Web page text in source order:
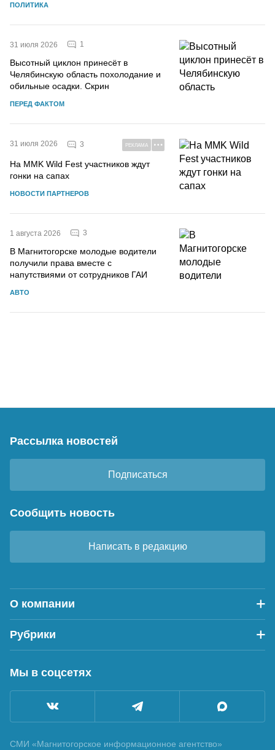
ПОЛИТИКА
31 июля 2026 1
Высотный циклон принесёт в
Челябинскую область похолодание и
обильные осадки. Скрин
ПЕРЕД ФАКТОМ
31 июля 2026 3 РЕКЛАМА
На MMK Wild Fest участников ждут
гонки на сапах
НОВОСТИ ПАРТНЕРОВ
1 августа 2026 3
В Магнитогорске молодые водители
получили права вместе с
напутствиями от сотрудников ГАИ
АВТО
Рассылка новостей
Подписаться
Сообщить новость
Написать в редакцию
О компании
Рубрики
Мы в соцсетях
СМИ «Магнитогорское информационное агентство»